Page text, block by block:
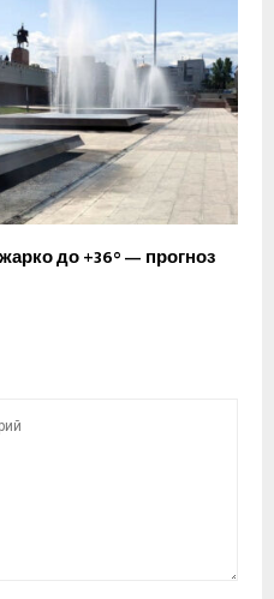
до +36° — прогноз